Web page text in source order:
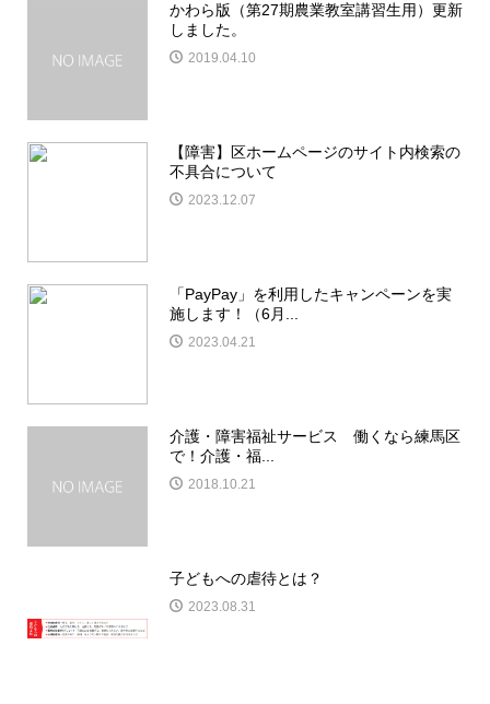
かわら版（第27期農業教室講習生用）更新
しました。
2019.04.10
【障害】区ホームページのサイト内検索の
不具合について
2023.12.07
「PayPay」を利用したキャンペーンを実
施します！（6月...
2023.04.21
介護・障害福祉サービス 働くなら練馬区
で！介護・福...
2018.10.21
子どもへの虐待とは？
2023.08.31